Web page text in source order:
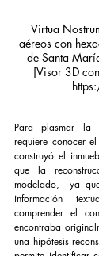
Virtua
aéreos con
de Santa
[Visor 3D
Para plasmar la
requiere conocer
construyó el
que la
modelado,  ya
información
comprender el
encontraba
una hipótesis